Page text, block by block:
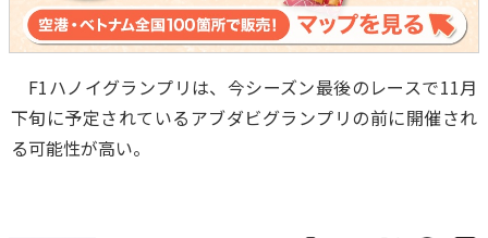
F1ハノイグランプリは、今シーズン最後のレースで11月
下旬に予定されているアブダビグランプリの前に開催され
る可能性が高い。